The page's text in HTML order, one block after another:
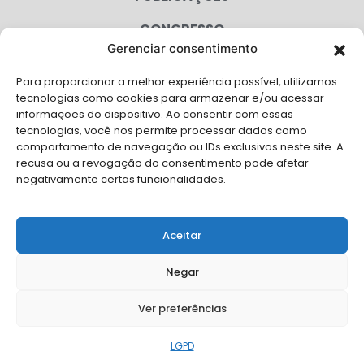
Gerenciar consentimento
Para proporcionar a melhor experiência possível, utilizamos
tecnologias como cookies para armazenar e/ou acessar
informações do dispositivo. Ao consentir com essas
tecnologias, você nos permite processar dados como
comportamento de navegação ou IDs exclusivos neste site. A
recusa ou a revogação do consentimento pode afetar
negativamente certas funcionalidades.
Aceitar
Negar
Ver preferências
LGPD
CONGRESSO
CAMPANHAS
SERVIÇOS
FILIADAS
FALE CONOSCO
Solicite Apoio Institucional da AMB para o seu evento